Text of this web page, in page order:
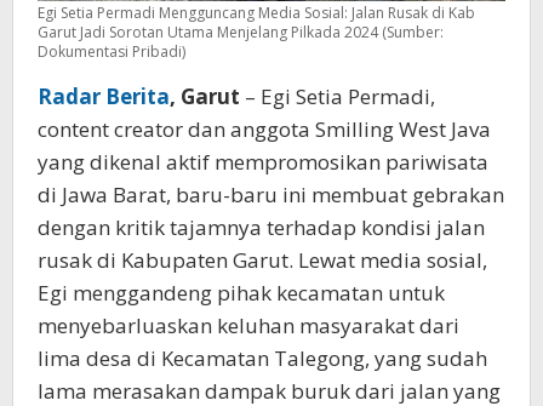
Egi Setia Permadi Mengguncang Media Sosial: Jalan Rusak di Kab
Garut Jadi Sorotan Utama Menjelang Pilkada 2024 (Sumber:
Dokumentasi Pribadi)
Radar Berita, Garut – Egi Setia Permadi,
content creator dan anggota Smilling West Java
yang dikenal aktif mempromosikan pariwisata
di Jawa Barat, baru-baru ini membuat gebrakan
dengan kritik tajamnya terhadap kondisi jalan
rusak di Kabupaten Garut. Lewat media sosial,
Egi menggandeng pihak kecamatan untuk
menyebarluaskan keluhan masyarakat dari
lima desa di Kecamatan Talegong, yang sudah
lama merasakan dampak buruk dari jalan yang